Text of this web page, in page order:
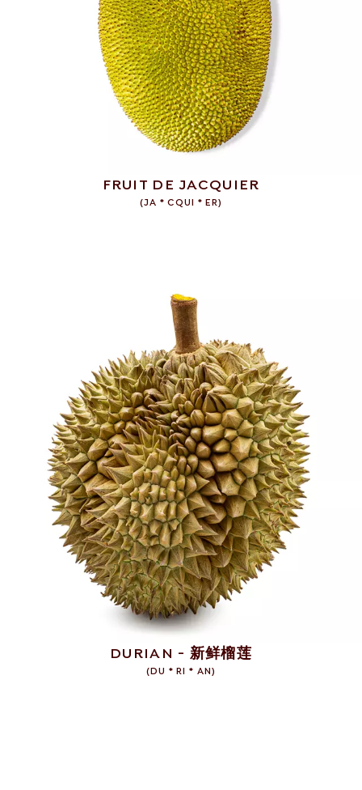
FRUIT DE JACQUIER
(JA * CQUI * ER)
DURIAN - 新鲜榴莲
(DU * RI * AN)